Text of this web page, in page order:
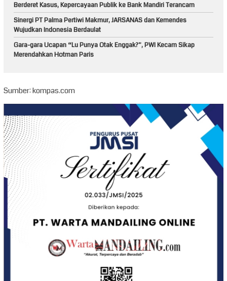
Berderet Kasus, Kepercayaan Publik ke Bank Mandiri Terancam
Sinergi PT Palma Pertiwi Makmur, JARSANAS dan Kemendes
Wujudkan Indonesia Berdaulat
Gara-gara Ucapan “Lu Punya Otak Enggak?”, PWI Kecam Sikap
Merendahkan Hotman Paris
Sumber: kompas.com